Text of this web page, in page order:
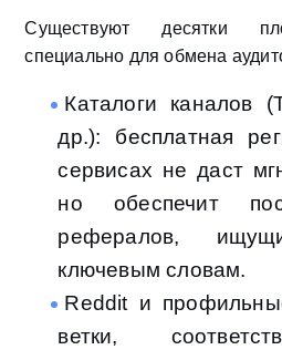
Существуют десятки
специально для обмена
Каталоги каналов
др.): бесплатная
сервисах не даст
но обеспечит
рефералов,
ключевым словам.
Reddit и
ветки,